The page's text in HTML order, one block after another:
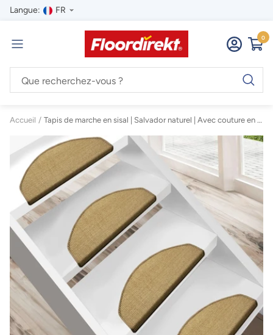
Passer
contenu
Langue: FR
Navigation
Floordirekt 0
Accueil Tapis de marche en sisal | Salvador naturel | Avec couture en chaîne dans la couleur souhaitée